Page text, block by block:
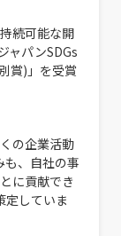
続可能な開
ャパンSDGs
賞)」を受賞
の企業活動
も、自社の事
に貢献でき
定していま